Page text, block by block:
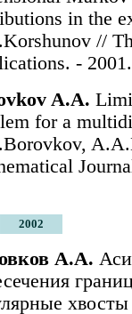
in the
//
-
A.A.
for a
2002
А.А.